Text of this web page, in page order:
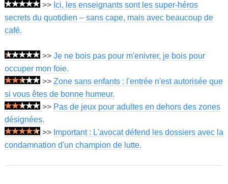
>> Ici, les enseignants sont les super-héros
secrets du quotidien – sans cape, mais avec beaucoup de
café.
>> Je ne bois pas pour m'enivrer, je bois pour
occuper mon foie.
>> Zone sans enfants : l'entrée n'est autorisée que
si vous êtes de bonne humeur.
>> Pas de jeux pour adultes en dehors des zones
désignées.
>> Important : L'avocat défend les dossiers avec la
condamnation d'un champion de lutte.